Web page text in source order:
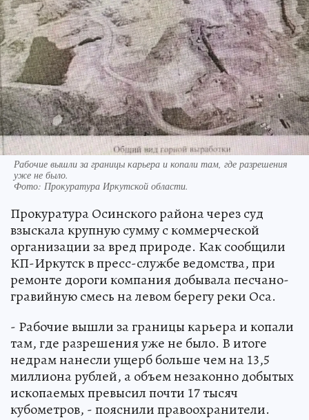
Рабочие вышли за границы карьера и копали там, где разрешения
уже не было.
Фото: Прокуратура Иркутской области.
Прокуратура Осинского района через суд
взыскала крупную сумму с коммерческой
организации за вред природе. Как сообщили
КП-Иркутск в пресс-службе ведомства, при
ремонте дороги компания добывала песчано-
гравийную смесь на левом берегу реки Оса.
- Рабочие вышли за границы карьера и копали
там, где разрешения уже не было. В итоге
недрам нанесли ущерб больше чем на 13,5
миллиона рублей, а объем незаконно добытых
ископаемых превысил почти 17 тысяч
кубометров, - пояснили правоохранители.